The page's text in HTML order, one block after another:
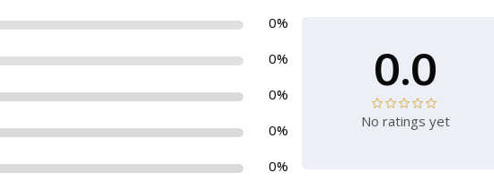
0%
0%
0%
0%
0%
0.0
No ratings yet